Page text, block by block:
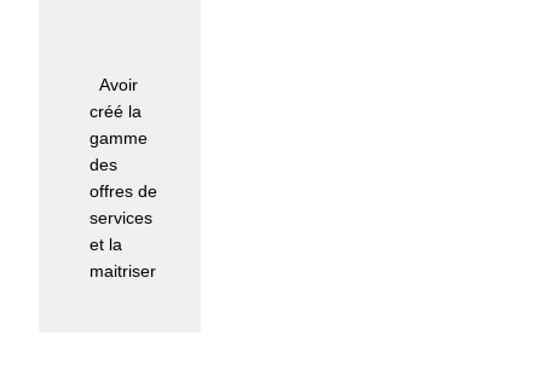
Avoir
créé la
gamme
des
offres de
services
et la
maitriser